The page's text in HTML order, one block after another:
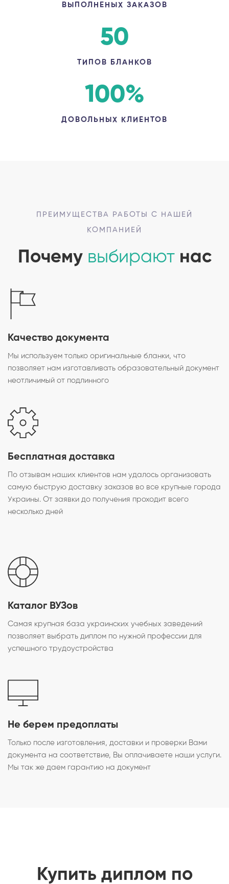
ВЫПОЛНЕНЫХ ЗАКАЗОВ
50
ТИПОВ БЛАНКОВ
100%
ДОВОЛЬНЫХ КЛИЕНТОВ
ПРЕИМУЩЕСТВА РАБОТЫ С НАШЕЙ
КОМПАНИЕЙ
Почему выбираютнас
Качество документа
Мы используем только оригинальные бланки, что
позволяет нам изготавливать образовательный документ
неотличимый от подлинного
Бесплатная доставка
По отзывам наших клиентов нам удалось организовать
самую быструю доставку заказов во все крупные города
Украины. От заявки до получения проходит всего
несколько дней
Каталог ВУЗов
Самая крупная база украинских учебных заведений
позволяет выбрать диплом по нужной профессии для
успешного трудоустройства
Не берем предоплаты
Только после изготовления, доставки и проверки Вами
документа на соответствие, Вы оплачиваете наши услуги.
Мы так же даем гарантию на документ
Купить диплом по